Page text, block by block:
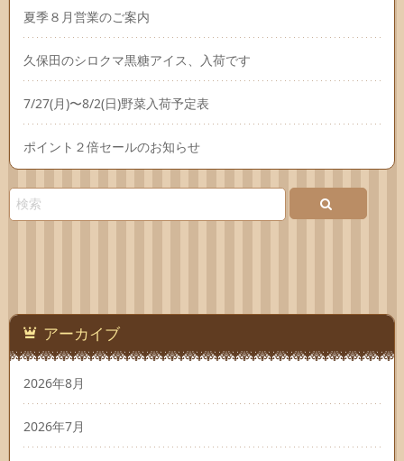
夏季８月営業のご案内
久保田のシロクマ黒糖アイス、入荷です
7/27(月)〜8/2(日)野菜入荷予定表
ポイント２倍セールのお知らせ
アーカイブ
2026年8月
2026年7月